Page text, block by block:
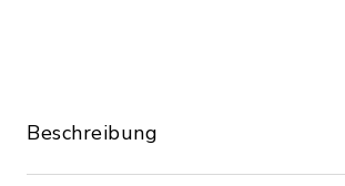
Beschreibung